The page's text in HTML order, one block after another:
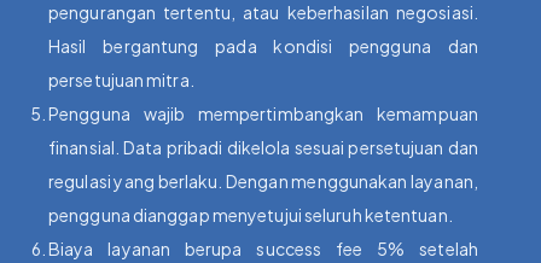
pengurangan tertentu, atau keberhasilan negosiasi.
Hasil bergantung pada kondisi pengguna dan
persetujuan mitra.
Pengguna wajib mempertimbangkan kemampuan
finansial. Data pribadi dikelola sesuai persetujuan dan
regulasi yang berlaku. Dengan menggunakan layanan,
pengguna dianggap menyetujui seluruh ketentuan.
Biaya layanan berupa success fee 5% setelah